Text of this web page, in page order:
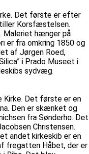
Det første er efter
Korsfæstelsen.
Maleriet hænger på
er fra omkring 1850 og
af Jørgen Roed,
i Prado Museet i
sydvæg.
Kirke. Det første er en
Den er skænket og
fra Sønderho. Det
Christensen.
andet kirkeskib er en
fregatten Håbet, der er